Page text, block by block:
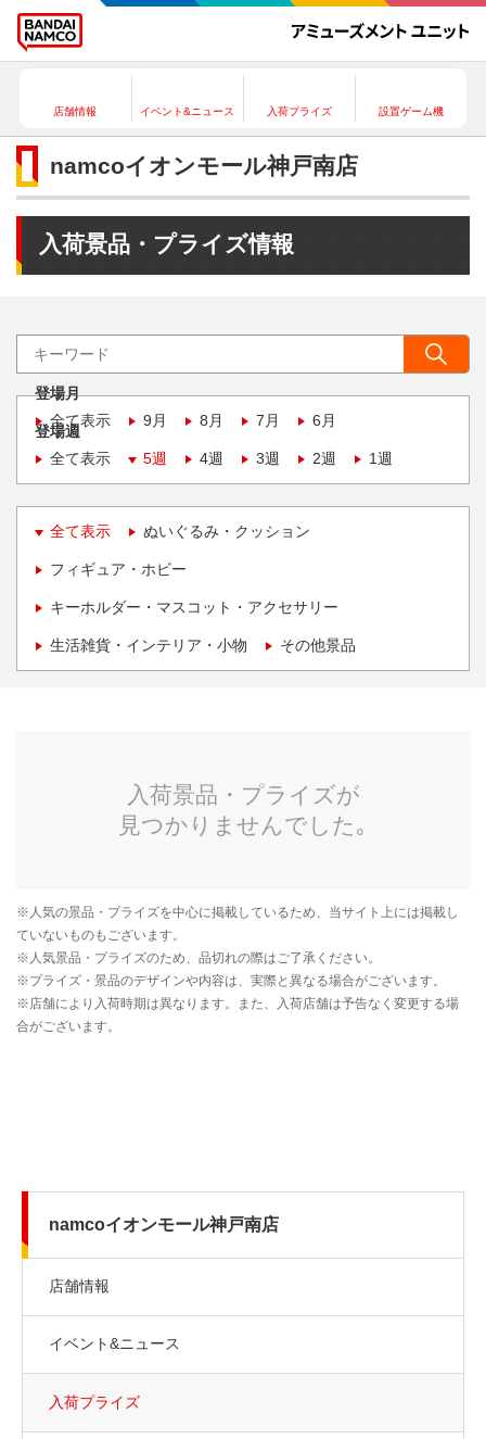
店舗情報 イベント&ニュース 入荷プライズ 設置ゲーム機
namcoイオンモール神戸南店
入荷景品・プライズ情報
登場月
全て表示
9月 8月 7月 6月
登場週
全て表示
5週 4週 3週 2週 1週
全て表示 ぬいぐるみ・クッション
フィギュア・ホビー
キーホルダー・マスコット・アクセサリー
生活雑貨・インテリア・小物 その他景品
namcoイオンモール神戸南店
店舗情報
イベント&ニュース
入荷プライズ